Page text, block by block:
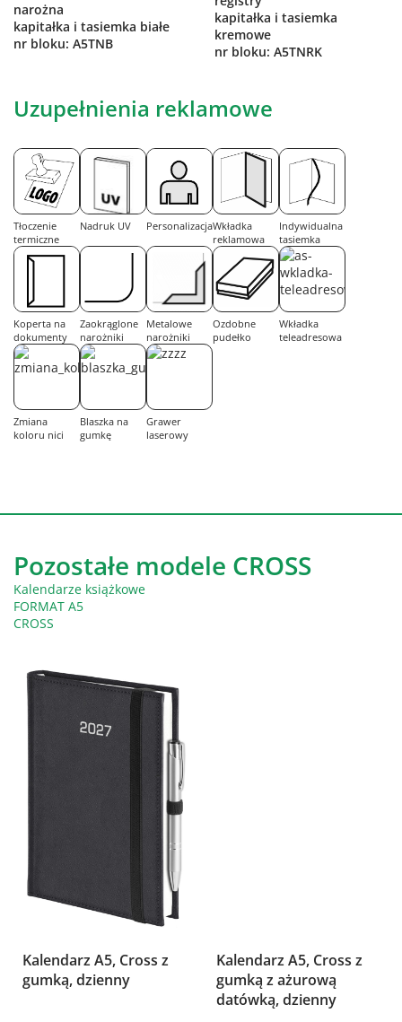
narożna
kapitałka i tasiemka białe
nr bloku: A5TNB
kapitałka i tasiemka
kremowe
nr bloku: A5TNRK
Uzupełnienia reklamowe
Tłoczenie
termiczne
Nadruk UV PersonalizacjaWkładka
reklamowa
Indywidualna
tasiemka
Koperta na
dokumenty
Zaokrąglone
narożniki
Metalowe
narożniki
Ozdobne
pudełko
Wkładka
teleadresowa
Zmiana
koloru nici
Blaszka na
gumkę
Grawer
laserowy
Pozostałe modele CROSS
Kalendarze książkowe
FORMAT A5
CROSS
Kalendarz A5, Cross z
gumką, dzienny
Kalendarz A5, Cross z
gumką z ażurową
datówką, dzienny